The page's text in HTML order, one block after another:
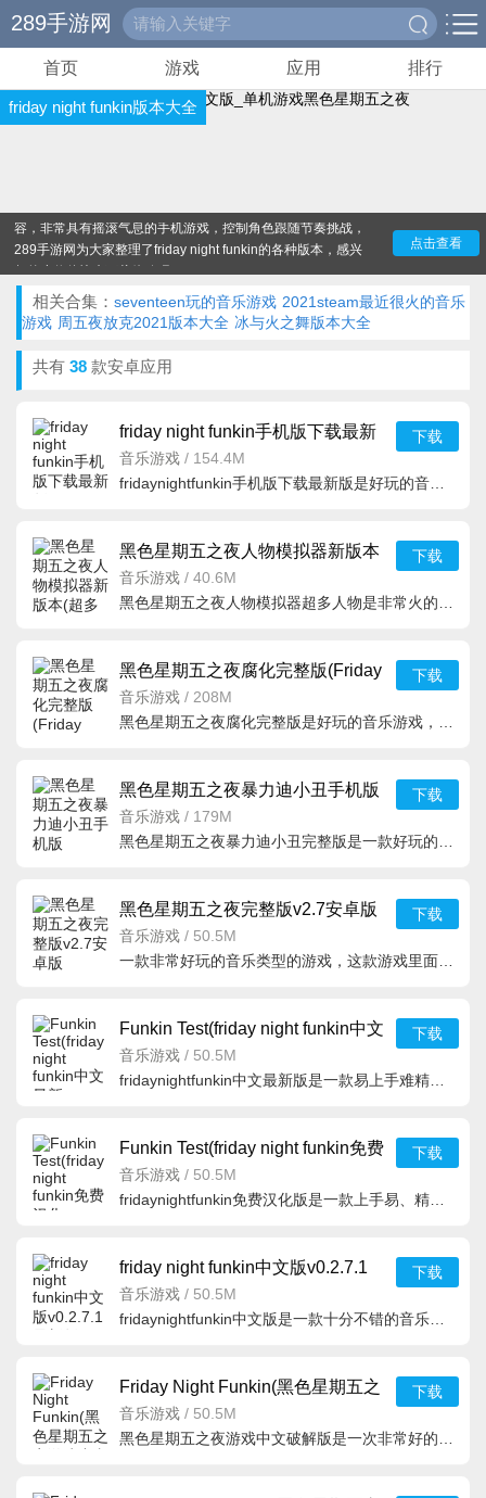
289手游网
首页 游戏 应用 排行
friday night funkin版本大全
容，非常具有摇滚气息的手机游戏，控制角色跟随节奏挑战，
289手游网为大家整理了friday night funkin的各种版本，感兴
趣的小伙伴快来下载体验吧！
点击查看
相关合集： seventeen玩的音乐游戏 2021steam最近很火的音乐
游戏 周五夜放克2021版本大全 冰与火之舞版本大全
共有 38 款安卓应用
friday night funkin手机版下载最新
版v0.2.7.1正版
音乐游戏 / 154.4M
下载
黑色星期五之夜人物模拟器新版本
(超多人物)Funkin Tes
音乐游戏 / 40.6M
下载
黑色星期五之夜腐化完整版(Friday
Night Funkin)v0.2.
音乐游戏 / 208M
下载
黑色星期五之夜暴力迪小丑手机版
(Friday Night Funkin
音乐游戏 / 179M
下载
黑色星期五之夜完整版v2.7安卓版
音乐游戏 / 50.5M
下载
Funkin Test(friday night funkin中文
最新版)v1.1中文
音乐游戏 / 50.5M
下载
Funkin Test(friday night funkin免费
汉化版)v1.1.2汉
音乐游戏 / 50.5M
下载
friday night funkin中文版v0.2.7.1
最新版
音乐游戏 / 50.5M
下载
Friday Night Funkin(黑色星期五之
夜游戏中文破解版)v
音乐游戏 / 50.5M
下载